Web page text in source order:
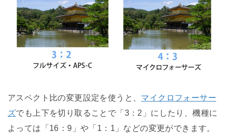
アスペクト比の変更設定を使うと、 マイクロフォーサー
ズでも上下を切り取ることで「3：2」にしたり、機種に
よっては「16：9」や「1：1」などの変更ができます。